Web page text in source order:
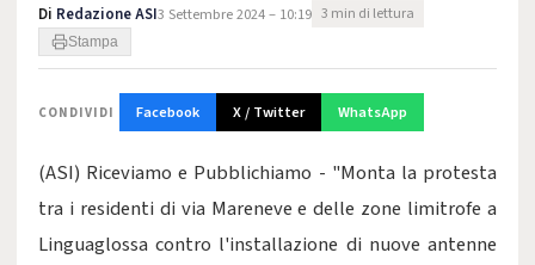
Di Redazione ASI3 Settembre 2024 – 10:19 3 min di lettura
Stampa
CONDIVIDI Facebook X / Twitter WhatsApp
(ASI) Riceviamo e Pubblichiamo - "Monta la protesta
tra i residenti di via Mareneve e delle zone limitrofe a
Linguaglossa contro l'installazione di nuove antenne